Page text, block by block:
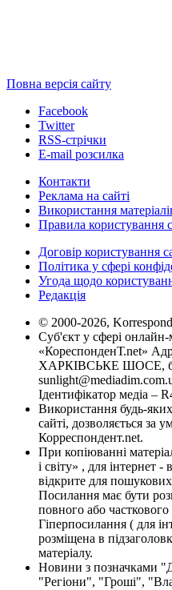
Повна версія сайту
Facebook
Twitter
RSS-стрічки
E-mail розсилка
Контакти
Реклама на сайті
Використання
Правила користування
Договір користування
Політика у сфері
Угода щодо
Редакція
© 2000-2026,
Суб'єкт у сфері
«КореспонденТ.net»
ХАРКІВСЬКЕ ШОСЕ,
Ідентифікатор медіа –
Використання будь-
сайті, дозволяється за
Корреспондент.net.
При копіюванні
і світу» , для інтернет
відкрите для
Посилання має бути
повного або часткового
Гіперпосилання ( для
розміщена в
матеріалу.
Новини з позначками
"Регіони", "Гроші",